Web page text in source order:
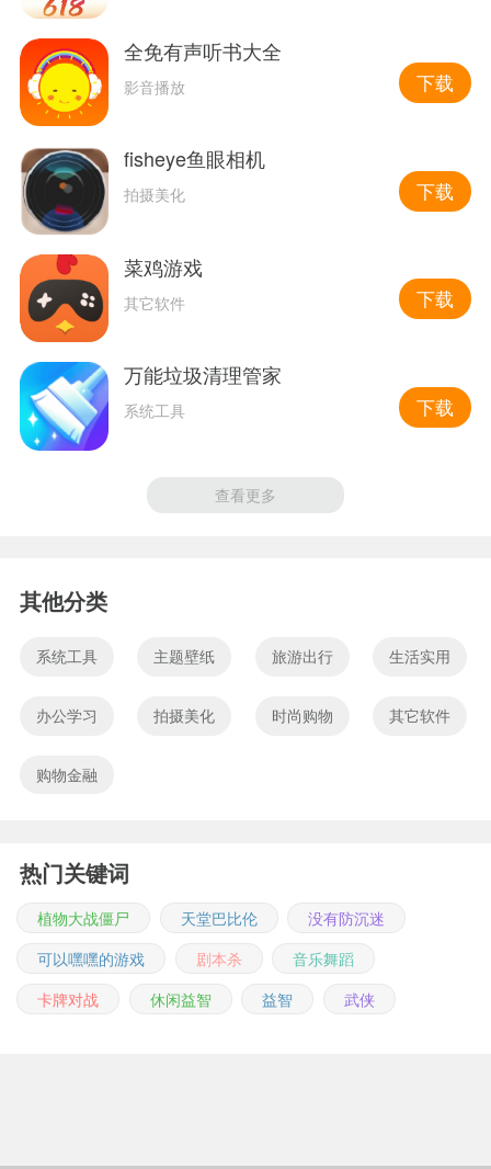
全免有声听书大全
影音播放 下载
fisheye鱼眼相机
拍摄美化 下载
菜鸡游戏
其它软件 下载
万能垃圾清理管家
系统工具 下载
查看更多
其他分类
系统工具 主题壁纸 旅游出行 生活实用
办公学习 拍摄美化 时尚购物 其它软件
购物金融
热门关键词
植物大战僵尸 天堂巴比伦
没有防沉迷
可以嘿嘿的游戏
剧本杀
音乐舞蹈
卡牌对战
休闲益智 益智 武侠